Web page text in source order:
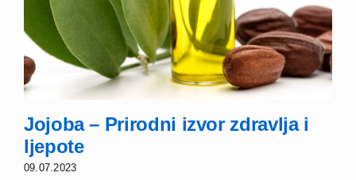
Jojoba – Prirodni izvor zdravlja i
ljepote
09.07.2023